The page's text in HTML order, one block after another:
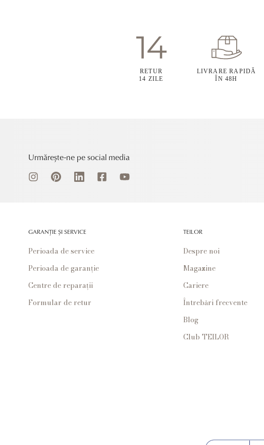
RETUR
14 ZILE
LIVRARE RAPIDĂ
ÎN 48H
Urmărește-ne pe social media
GARANȚIE ȘI SERVICE
Perioada de service
Perioada de garanție
Centre de reparații
Formular de retur
TEILOR
Despre noi
Magazine
Cariere
Întrebări frecvente
Blog
Club TEILOR